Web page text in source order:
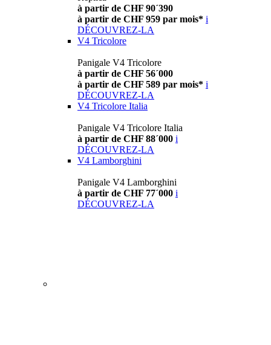
à partir de CHF 90´390
à partir de CHF 959 par mois* i
DÉCOUVREZ-LA
V4 Tricolore
Panigale V4 Tricolore
à partir de CHF 56´000
à partir de CHF 589 par mois* i
DÉCOUVREZ-LA
V4 Tricolore Italia
Panigale V4 Tricolore Italia
à partir de CHF 88´000 i
DÉCOUVREZ-LA
V4 Lamborghini
Panigale V4 Lamborghini
à partir de CHF 77´000 i
DÉCOUVREZ-LA